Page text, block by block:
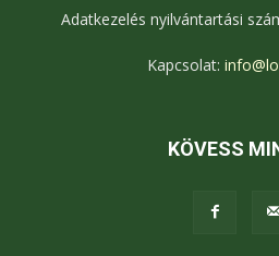
Adatkezelés nyilvántartási
Kapcsolat:
KÖVESS